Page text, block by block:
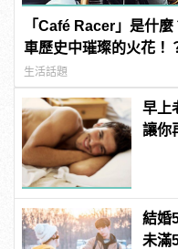
「Café Racer」是什
車歷史中璀璨的火花！
生活話題
早上
讓你
結婚
未滿